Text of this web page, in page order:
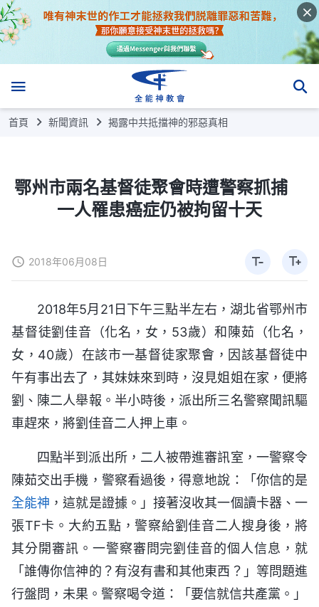
首頁 新聞資訊 揭露中共抵擋神的邪惡真相
鄂州市兩名基督徒聚會時遭警察抓捕
一人罹患癌症仍被拘留十天
2018年06月08日
2018年5月21日下午三點半左右，湖北省鄂州市
基督徒劉佳音（化名，女，53歲）和陳茹（化名，
女，40歲）在該市一基督徒家聚會，因該基督徒中
午有事出去了，其妹妹來到時，沒見姐姐在家，便將
劉、陳二人舉報。半小時後，派出所三名警察聞訊驅
車趕來，將劉佳音二人押上車。
四點半到派出所，二人被帶進審訊室，一警察令
陳茹交出手機，警察看過後，得意地說：「你信的是
全能神 ，這就是證據。」接著沒收其一個讀卡器、一
張TF卡。大約五點，警察給劉佳音二人搜身後，將
其分開審訊。一警察審問完劉佳音的個人信息，就
「誰傳你信神的？有沒有書和其他東西？」等問題進
行盤問，未果。警察喝令道：「要信就信共產黨。」